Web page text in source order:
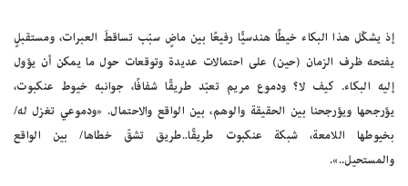
إذ يشكّل هذا البكاء خيطًا هندسيًّا رفيعًا بين ماضٍ سبّب تساقطَ العبرات، ومستقبلٍ
يفتحه ظرف الزمان (حين) على احتمالات عديدة وتوقعات حول ما يمكن أن يؤول
إليه البكاء. كيف لا؟ ودموع مريم تعبّد طريقًا شفافًا، جوانبه خيوط عنكبوت،
يؤرجحها ويؤرجحنا بين الحقيقة والوهم، بين الواقع والاحتمال. «ودموعي تغزل له/
بخيوطها اللامعة، شبكة عنكبوت طريقًا..طريق تشقّ خطاها/ بين الواقع
والمستحيل..».